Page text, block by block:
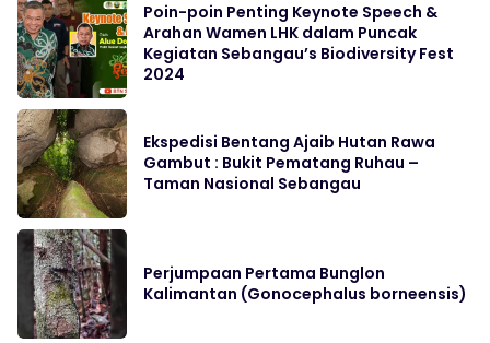
Poin-poin Penting Keynote Speech &
Arahan Wamen LHK dalam Puncak
Kegiatan Sebangau’s Biodiversity Fest
2024
Ekspedisi Bentang Ajaib Hutan Rawa
Gambut : Bukit Pematang Ruhau –
Taman Nasional Sebangau
Perjumpaan Pertama Bunglon
Kalimantan (Gonocephalus borneensis)